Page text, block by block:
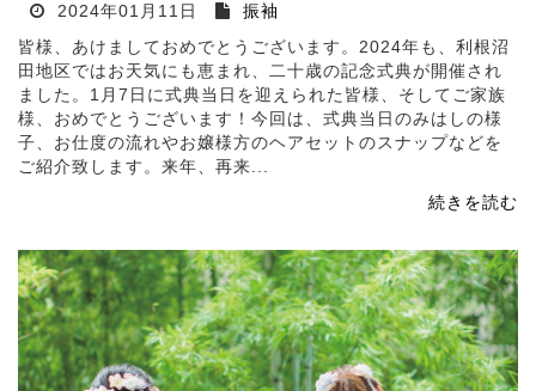
2024年01月11日
振袖
皆様、あけましておめでとうございます。2024年も、利根沼
田地区ではお天気にも恵まれ、二十歳の記念式典が開催され
ました。1月7日に式典当日を迎えられた皆様、そしてご家族
様、おめでとうございます！今回は、式典当日のみはしの様
子、お仕度の流れやお嬢様方のヘアセットのスナップなどを
ご紹介致します。来年、再来...
続きを読む